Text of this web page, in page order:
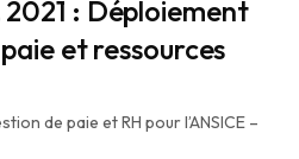
: Déploiement
et ressources
de paie et RH pour l’ANSICE –